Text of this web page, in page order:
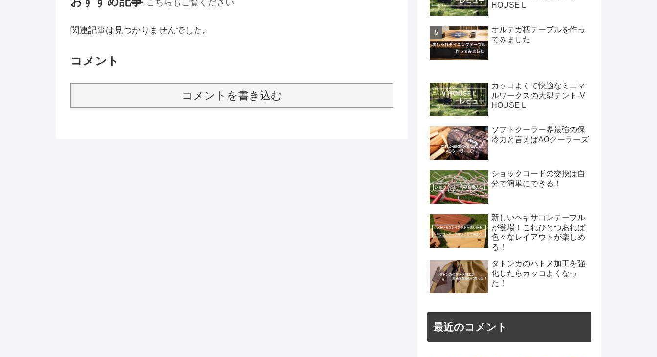
関連記事は見つかりませんでした。
コメント
コメントを書き込む
HOUSE L
オルテガ柄テーブルを作っ
てみました
カッコよくて快適なミニマ
ルワークスの大型テント-V
HOUSE L
ソフトクーラー界最強の保
冷力と言えばAOクーラーズ
ショックコードの交換は自
分で簡単にできる！
新しいヘキサゴンテーブル
が登場！これひとつあれば
色々なレイアウトが楽しめ
る！
タトンカのハトメ加工を強
化したらカッコよくなっ
た！
最近のコメント